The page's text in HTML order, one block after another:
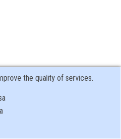
the quality of services.